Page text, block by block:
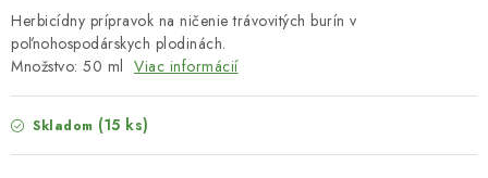
PRIESADY ZELENINY
Kontakty
Obchodné podmienky
Herbicídny prípravok na ničenie trávovitých burín v
poľnohospodárskych plodinách.
Množstvo: 50 ml Viac informácií
Skladom (15 ks)